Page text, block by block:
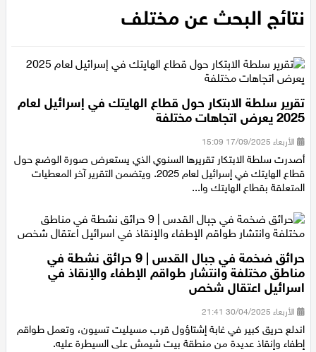
دير حنا
سخنين
عرابة
اخبار عالمية
رياضة
رياضة محلية
رياضة عالمية
تقارير خاصة
اقتصاد
نتائج البحث عن مختلف
تقرير سلطة الابتكار حول قطاع الهايتك في إسرائيل لعام
2025 يعرض اتجاهات مختلفة
الأربعاء 17/09/2025 15:09
أصدرت سلطة الابتكار تقريرها السنوي الذي يستعرض صورة الوضع حول
حرائق ضخمة في جبال القدس | 9 حرائق نشطة في
مناطق مختلفة وانتشار طواقم الإطفاء والإنقاذ في
اسرائيل اعتقال شخص
الأربعاء 30/04/2025 21:41
اندلع حريق كبير في غابة إشتاؤول قرب مسيليت تسيون، وتعمل طواقم